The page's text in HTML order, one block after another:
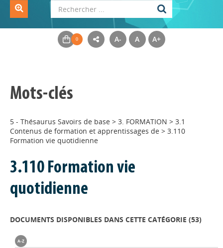
A- A A+
Mots-clés
5 - Thésaurus Savoirs de base > 3. FORMATION > 3.1
Contenus de formation et apprentissages de > 3.110
Formation vie quotidienne
3.110 Formation vie
quotidienne
DOCUMENTS DISPONIBLES DANS CETTE CATÉGORIE (53)